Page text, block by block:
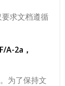
求文档遵循
A-2a，
为了保持文